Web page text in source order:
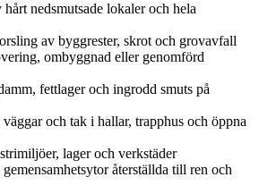
nedsmutsade lokaler och hela
av byggrester, skrot och grovavfall
ombyggnad eller genomförd
fettlager och ingrodd smuts på
och tak i hallar, trapphus och öppna
lager och verkstäder
återställda till ren och